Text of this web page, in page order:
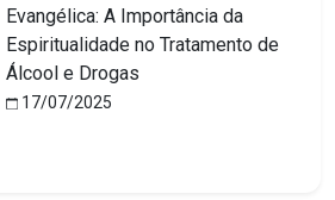
Evangélica: A Importância da
Espiritualidade no Tratamento de
Álcool e Drogas
17/07/2025